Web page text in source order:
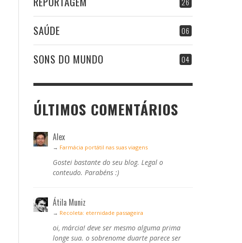
06
SAÚDE
04
SONS DO MUNDO
ÚLTIMOS COMENTÁRIOS
Alex
→ Farmácia portátil nas suas viagens
Gostei bastante do seu blog. Legal o
conteudo. Parabéns :)
Átila Muniz
→ Recoleta: eternidade passageira
oi, márcia! deve ser mesmo alguma prima
longe sua. o sobrenome duarte parece ser